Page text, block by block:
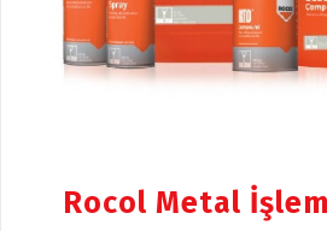
Rocol Metal